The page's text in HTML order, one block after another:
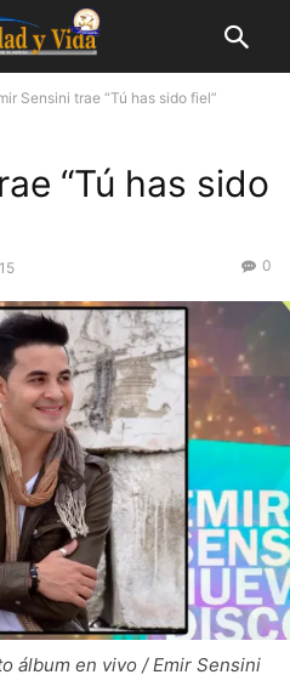
Sensini trae “Tú has sido fiel”
“Tú has sido
0
álbum en vivo / Emir Sensini